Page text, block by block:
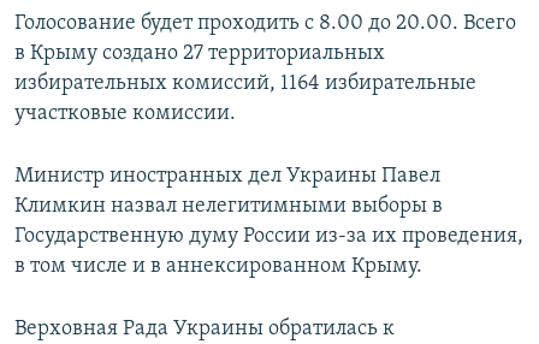
Голосование будет проходить с 8.00 до 20.00. Всего
в Крыму создано 27 территориальных
избирательных комиссий, 1164 избирательные
участковые комиссии.
Министр иностранных дел Украины Павел
Климкин назвал нелегитимными выборы в
Государственную думу России из-за их проведения,
в том числе и в аннексированном Крыму.
Верховная Рада Украины обратилась к